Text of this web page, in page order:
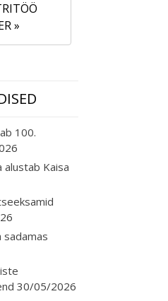
»
100.
alustab Kaisa
sadamas
30/05/2026